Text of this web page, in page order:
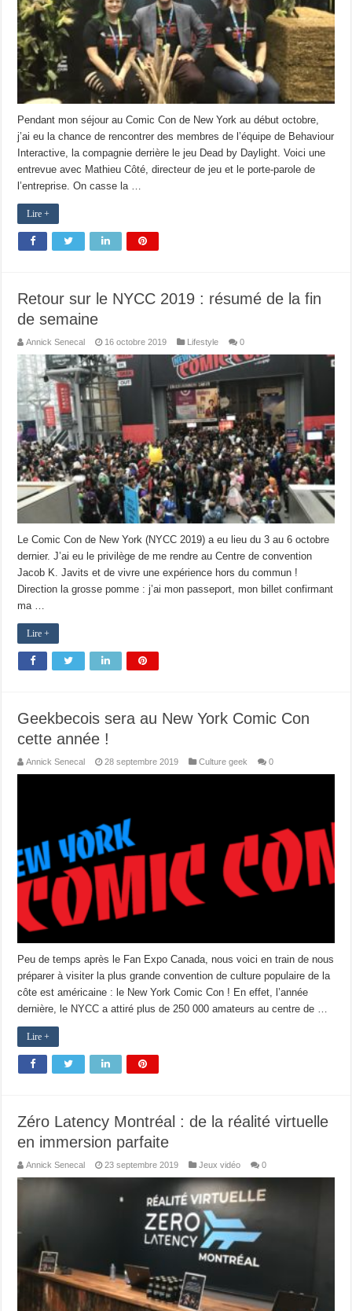
Pendant mon séjour au Comic Con de New York au début octobre,
j’ai eu la chance de rencontrer des membres de l’équipe de Behaviour
Interactive, la compagnie derrière le jeu Dead by Daylight. Voici une
entrevue avec Mathieu Côté, directeur de jeu et le porte-parole de
l’entreprise. On casse la …
Lire +
Retour sur le NYCC 2019 : résumé de la fin
de semaine
Annick Senecal 16 octobre 2019 Lifestyle 0
Le Comic Con de New York (NYCC 2019) a eu lieu du 3 au 6 octobre
dernier. J’ai eu le privilège de me rendre au Centre de convention
Jacob K. Javits et de vivre une expérience hors du commun !
Direction la grosse pomme : j’ai mon passeport, mon billet confirmant
ma …
Lire +
Geekbecois sera au New York Comic Con
cette année !
Annick Senecal 28 septembre 2019 Culture geek 0
Peu de temps après le Fan Expo Canada, nous voici en train de nous
préparer à visiter la plus grande convention de culture populaire de la
côte est américaine : le New York Comic Con ! En effet, l’année
dernière, le NYCC a attiré plus de 250 000 amateurs au centre de …
Lire +
Zéro Latency Montréal : de la réalité virtuelle
en immersion parfaite
Annick Senecal 23 septembre 2019 Jeux vidéo 0